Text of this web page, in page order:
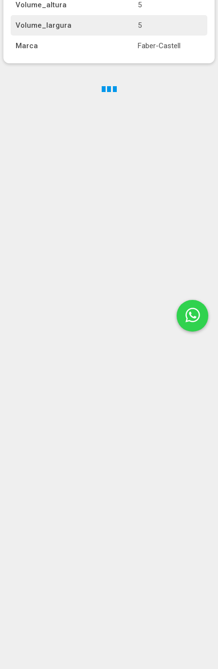
Volume_altura 5
Volume_largura 5
Marca Faber-Castell